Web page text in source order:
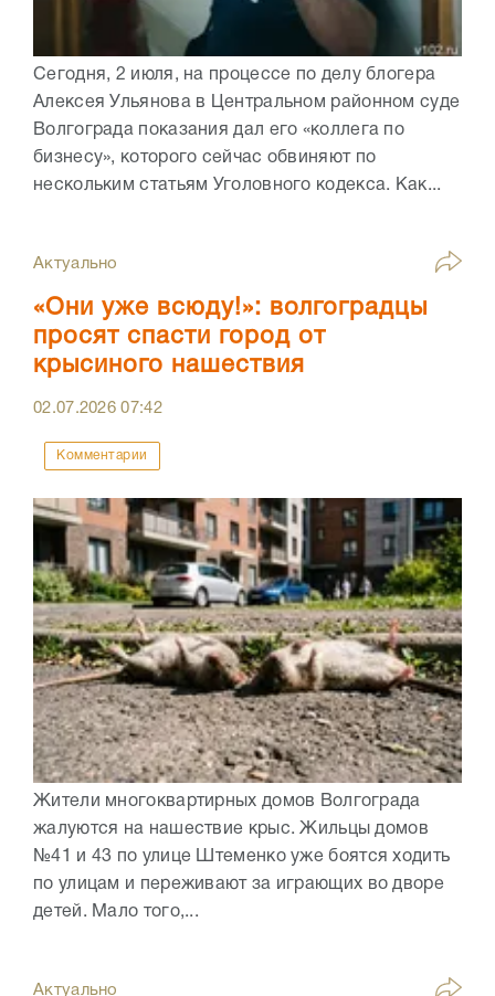
Сегодня, 2 июля, на процессе по делу блогера
Алексея Ульянова в Центральном районном суде
Волгограда показания дал его «коллега по
бизнесу», которого сейчас обвиняют по
нескольким статьям Уголовного кодекса. Как...
Актуально
«Они уже всюду!»: волгоградцы
просят спасти город от
крысиного нашествия
02.07.202607:42
Комментарии
Жители многоквартирных домов Волгограда
жалуются на нашествие крыс. Жильцы домов
№41 и 43 по улице Штеменко уже боятся ходить
по улицам и переживают за играющих во дворе
детей. Мало того,...
Актуально